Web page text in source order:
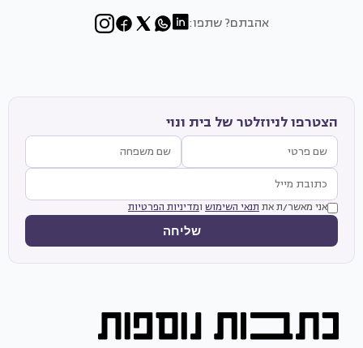
אהבתם? שתפו:
הצטרפו לניוזלטר של בית ונוי
אני מאשר/ת את תנאי השימוש ומדיניות הפרטיות
שליחה